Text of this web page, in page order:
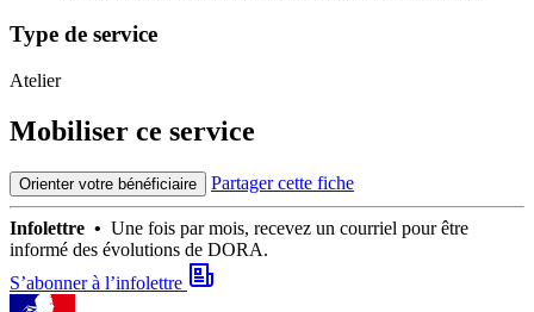
Type de service
Atelier
Mobiliser ce service
Orienter votre bénéficiaire Partager cette fiche
Infolettre • Une fois par mois, recevez un courriel pour être
informé des évolutions de DORA.
S’abonner à l’infolettre